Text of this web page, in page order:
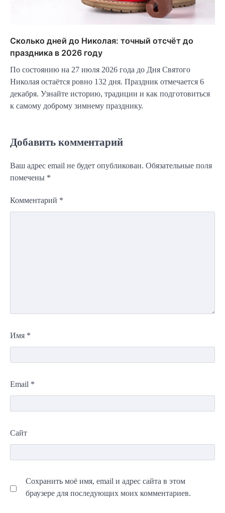
Сколько дней до Николая: точный отсчёт до
праздника в 2026 году
По состоянию на 27 июля 2026 года до Дня Святого
Николая остаётся ровно 132 дня. Праздник отмечается 6
декабря. Узнайте историю, традиции и как подготовиться
к самому доброму зимнему празднику.
Добавить комментарий
Ваш адрес email не будет опубликован. Обязательные поля
помечены *
Комментарий *
Имя *
Email *
Сайт
Сохранить моё имя, email и адрес сайта в этом
браузере для последующих моих комментариев.